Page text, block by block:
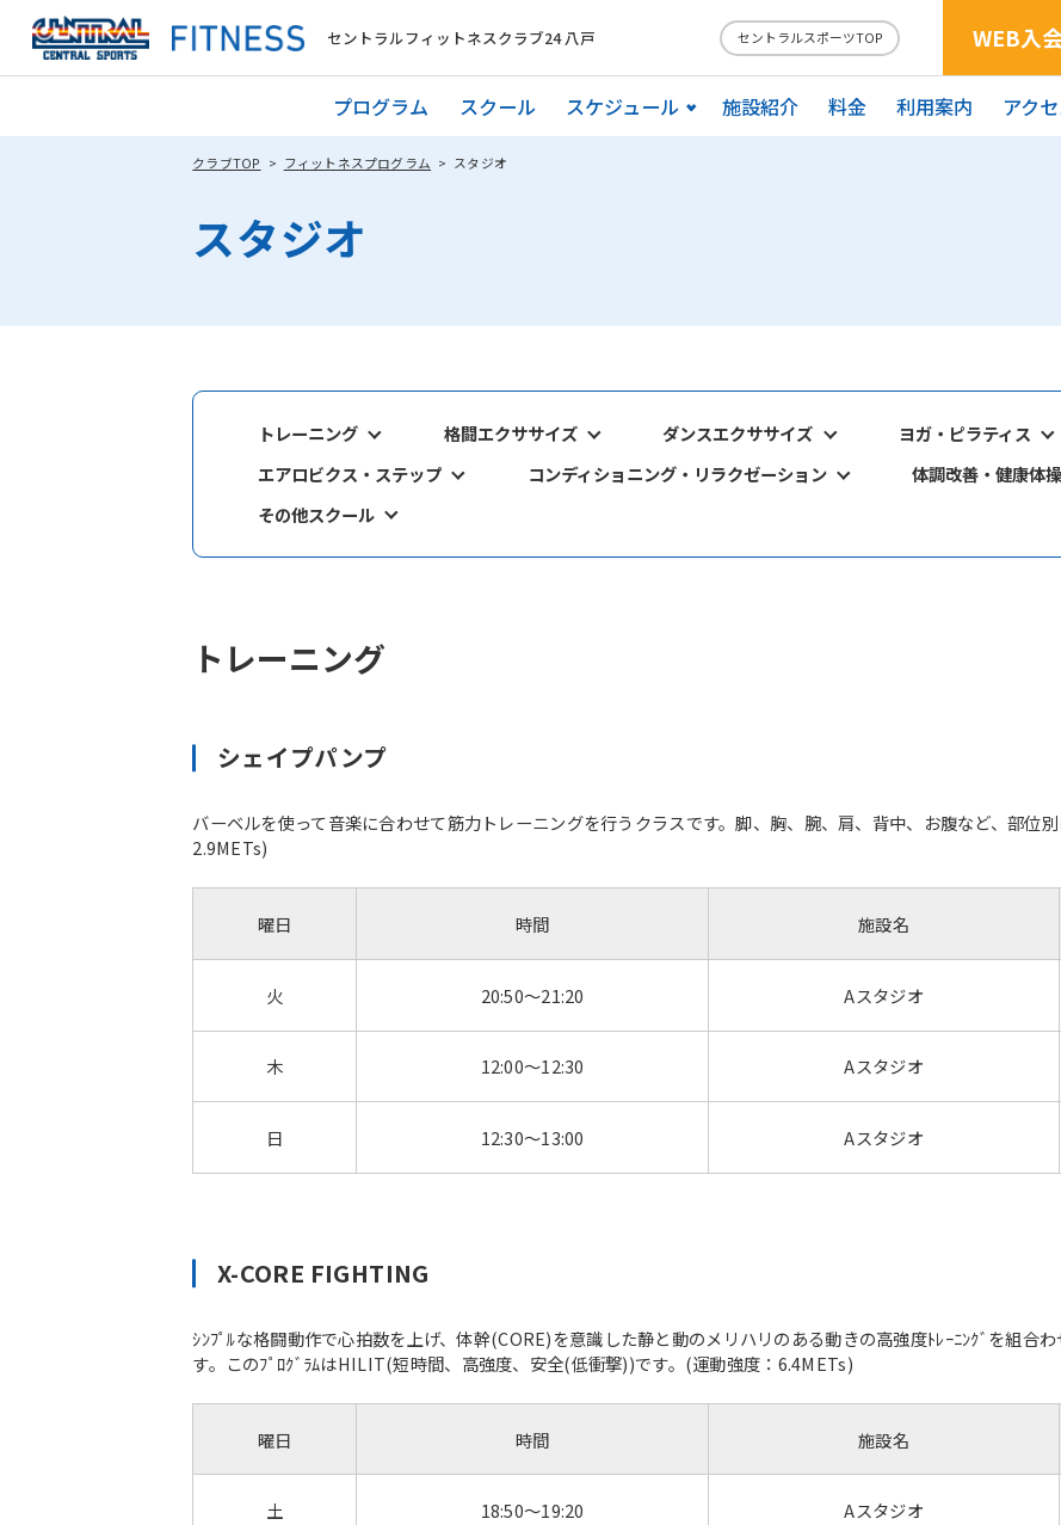
セントラルフィットネスクラブ24 八戸 セントラルスポーツTOP WEB入
プログラム スクール スケジュール 施設紹介 料金 利用案内 アク
クラブTOP フィットネスプログラム スタジオ
スタジオ
トレーニング 格闘エクササイズ ダンスエクササイズ
ヨガ・ピラティス
エアロビクス・ステップ
コンディショニング・リラクゼーション
体調改善・健康体操
その他スクール
トレーニング
シェイプパンプ
バーベルを使って音楽に合わせて筋力トレーニングを行うクラスです。脚、胸、腕、肩、背中、お腹など、部位
2.9METs)
曜日
火
時間
20:50～21:20
施設名
Aスタジオ
木 12:00～12:30 Aスタジオ
日 12:30～13:00 Aスタジオ
X-CORE FIGHTING
ｼﾝﾌﾟﾙな格闘動作で心拍数を上げ、体幹(CORE)を意識した静と動のメリハリのある動きの高強度ﾄﾚｰﾆﾝｸﾞを組合
す。このﾌﾟﾛｸﾞﾗﾑはHILIT(短時間、高強度、安全(低衝撃))です。(運動強度：6.4METs)
曜日
土
時間
18:50～19:20
施設名
Aスタジオ